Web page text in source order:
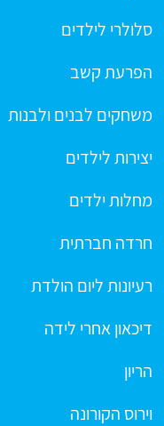
סלולרי לילדים
הפרעת קשב
משחקים לבנים ולבנות
יצירות לילדים
מחלות ילדים
חרדה חברתית
רעיונות ליום הולדת
דיכאון אחרי לידה
הריון
וירוס הקורונה